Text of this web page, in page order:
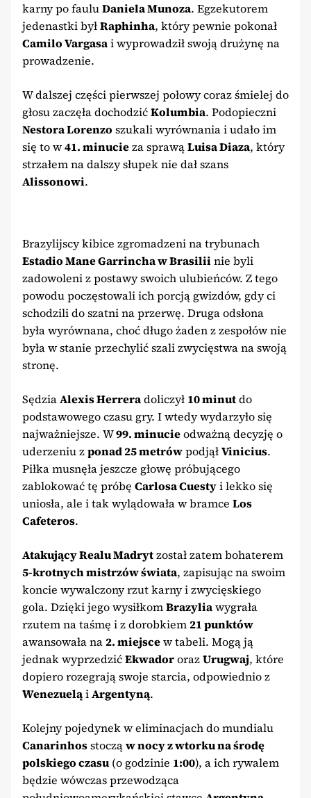
karny po fauluDaniela Munoza. Egzekutorem
jedenastki byłRaphinha, który pewnie pokonał
Camilo Vargasai wyprowadził swoją drużynę na
prowadzenie.
W dalszej części pierwszej połowy coraz śmielej do
głosu zaczęła dochodzićKolumbia. Podopieczni
Nestora Lorenzo szukali wyrównania i udało im
się to w41. minucieza sprawąLuisa Diaza, który
strzałem na dalszy słupek nie dał szans
Alissonowi.
Brazylijscy kibice zgromadzeni na trybunach
Estadio Mane Garrincha w Brasilii nie byli
zadowoleni z postawy swoich ulubieńców. Z tego
powodu poczęstowali ich porcją gwizdów, gdy ci
schodzili do szatni na przerwę. Druga odsłona
była wyrównana, choć długo żaden z zespołów nie
była w stanie przechylić szali zwycięstwa na swoją
stronę.
SędziaAlexis Herreradoliczył 10 minutdo
podstawowego czasu gry. I wtedy wydarzyło się
najważniejsze. W99. minucieodważną decyzję o
uderzeniu zponad 25 metrówpodjąłVinicius.
Piłka musnęła jeszcze głowę próbującego
zablokować tę próbę Carlosa Cuestyi lekko się
uniosła, ale i tak wylądowała w bramce Los
Cafeteros.
Atakujący Realu Madrytzostał zatem bohaterem
5-krotnych mistrzów świata, zapisując na swoim
koncie wywalczony rzut karny i zwycięskiego
gola. Dzięki jego wysiłkomBrazyliawygrała
rzutem na taśmę i z dorobkiem21 punktów
awansowała na2. miejscew tabeli. Mogą ją
jednak wyprzedzićEkwadororazUrugwaj, które
dopiero rozegrają swoje starcia, odpowiednio z
WenezueląiArgentyną.
Kolejny pojedynek w eliminacjach do mundialu
Canarinhosstocząw nocy z wtorku na środę
polskiego czasu (o godzinie 1:00), a ich rywalem
będzie wówczas przewodząca